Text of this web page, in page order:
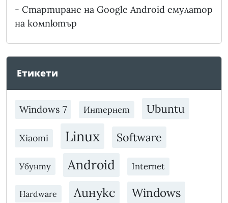
- Стартиране на Google Android емулатор
на компютър
Етикети
Windows 7 Интернет Ubuntu
Xiaomi Linux Software
Убунту Android Internet
Hardware Линукс Windows